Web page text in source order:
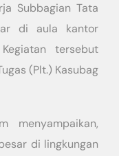
Subbagian Tata
di aula kantor
tersebut
(Plt.) Kasubag
menyampaikan,
di lingkungan